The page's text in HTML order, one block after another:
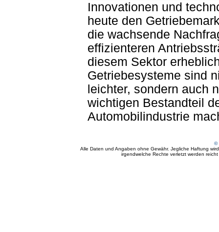
Innovationen und
heute den
die wachsende
effizienteren
diesem Sektor
Getriebesysteme sind
leichter, sondern auch
wichtigen Bestandteil
Automobilindustrie
©
Alle Daten und Angaben ohne Gewähr. Jegliche Haftung
irgendwelche Rechte verletzt werden